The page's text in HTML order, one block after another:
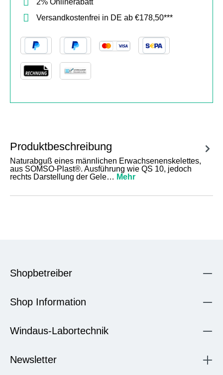
2% Onlinerabatt
Versandkostenfrei in DE ab €178,50***
Produktbeschreibung
Naturabguß eines männlichen Erwachsenenskelettes,
aus SOMSO-Plast®. Ausführung wie QS 10, jedoch
rechts Darstellung der Gele… Mehr
Shopbetreiber
Shop Information
Windaus-Labortechnik
Newsletter